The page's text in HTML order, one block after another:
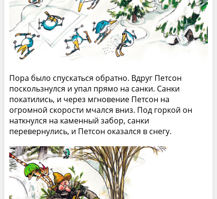
Пора было спускаться обратно. Вдруг Петсон
поскользнулся и упал прямо на санки. Санки
покатились, и через мгновение Петсон на
огромной скорости мчался вниз. Под горкой он
наткнулся на каменный забор, санки
перевернулись, и Петсон оказался в снегу.